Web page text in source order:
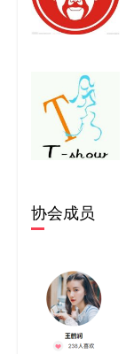
协会成员